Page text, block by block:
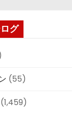
グ
(55)
(1,459)